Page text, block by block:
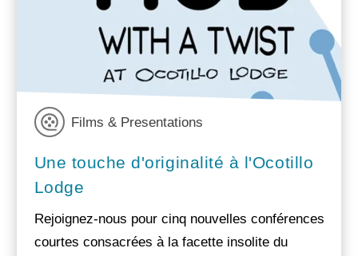
Films & Presentations
Une touche d'originalité à l'Ocotillo
Lodge
Rejoignez-nous pour cinq nouvelles conférences
courtes consacrées à la facette insolite du